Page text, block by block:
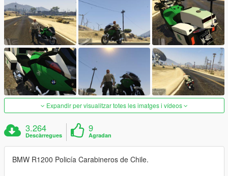
Expandir per visualitzar totes les imatges i vídeos
3.264
Descàrregues
9
Agradan
BMW R1200 Policía Carabineros de Chile.